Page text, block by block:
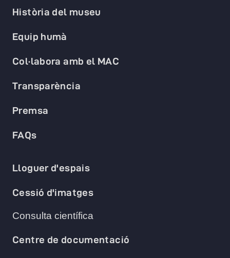
Història del museu
Equip humà
Col·labora amb el MAC
Transparència
Premsa
FAQs
Lloguer d'espais
Cessió d'imatges
Consulta científica
Centre de documentació